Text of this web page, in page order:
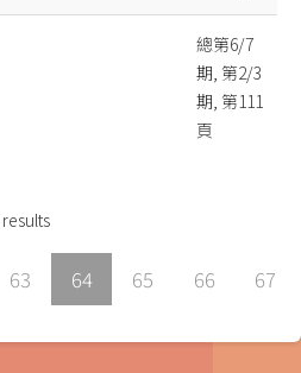
總第6/7
期, 第2/3
期, 第111
頁
results
63 64 65 66 67